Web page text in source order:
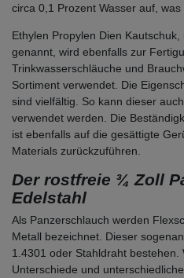
circa 0,1 Prozent Wasser auf, was
Ethylen Propylen Dien
genannt, wird ebenfalls zur
Trinkwasserschläuche und
Sortiment verwendet. Die
sind vielfältig. So kann dieser
verwendet werden. Die
ist ebenfalls auf die gesättigte
Materials zurückzuführen.
Der rostfreie ¾ Zoll
Edelstahl
Als Panzerschlauch werden
Metall bezeichnet. Dieser
1.4301 oder Stahldraht
Unterschiede und